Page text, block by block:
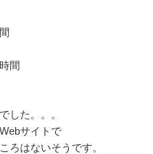
間
した。。。
サイトで
ろはないそうです。